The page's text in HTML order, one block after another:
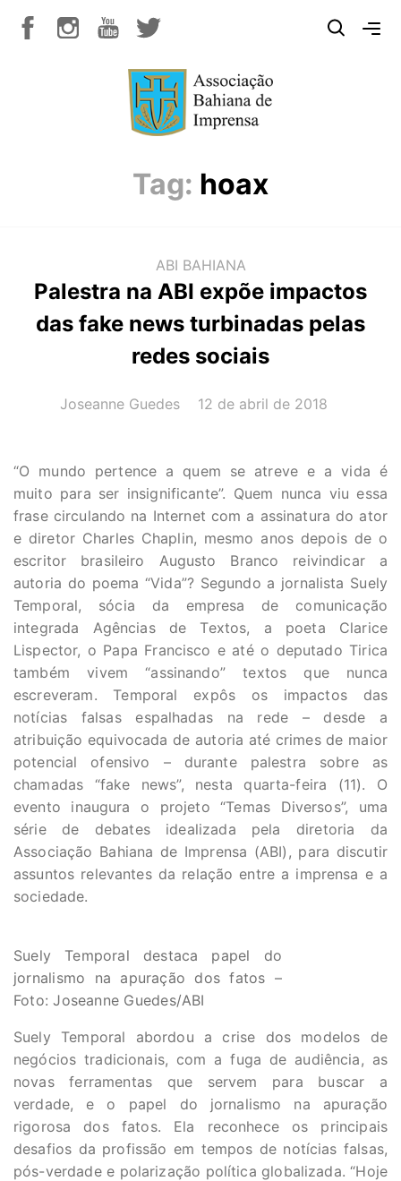
Tag: hoax
ABI BAHIANA
Palestra na ABI expõe impactos
das fake news turbinadas pelas
redes sociais
AUTOR(A):
Joseanne Guedes DATA:
12 de abril de 2018
“O mundo pertence a quem se atreve e a vida é
muito para ser insignificante”. Quem nunca viu essa
frase circulando na Internet com a assinatura do ator
e diretor Charles Chaplin, mesmo anos depois de o
escritor brasileiro Augusto Branco reivindicar a
autoria do poema “Vida”? Segundo a jornalista Suely
Temporal, sócia da empresa de comunicação
integrada Agências de Textos, a poeta Clarice
Lispector, o Papa Francisco e até o deputado Tirica
também vivem “assinando” textos que nunca
escreveram. Temporal expôs os impactos das
notícias falsas espalhadas na rede – desde a
atribuição equivocada de autoria até crimes de maior
potencial ofensivo – durante palestra sobre as
chamadas “fake news”, nesta quarta-feira (11). O
evento inaugura o projeto “Temas Diversos”, uma
série de debates idealizada pela diretoria da
Associação Bahiana de Imprensa (ABI), para discutir
assuntos relevantes da relação entre a imprensa e a
sociedade.
Suely Temporal destaca papel do
jornalismo na apuração dos fatos –
Foto: Joseanne Guedes/ABI
Suely Temporal abordou a crise dos modelos de
negócios tradicionais, com a fuga de audiência, as
novas ferramentas que servem para buscar a
verdade, e o papel do jornalismo na apuração
rigorosa dos fatos. Ela reconhece os principais
desafios da profissão em tempos de notícias falsas,
pós-verdade e polarização política globalizada. “Hoje